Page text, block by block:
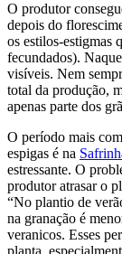
O produtor
depois do
os estilos-estigmas
fecundados).
visíveis. Nem
total da produção,
apenas parte dos
O período mais
espigas é na
estressante. O
produtor atrasar o
“No plantio de
na granação é
veranicos. Esses